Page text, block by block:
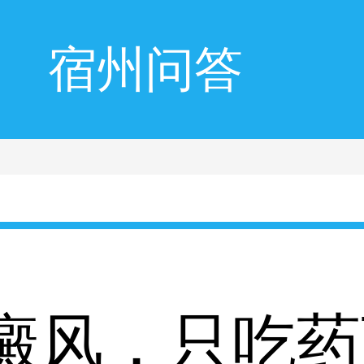
宿州问答
风，只吃